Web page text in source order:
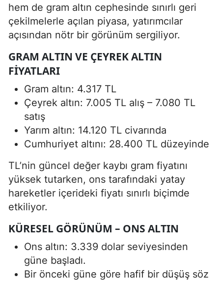
hem de gram altın cephesinde sınırlı geri
çekilmelerle açılan piyasa, yatırımcılar
açısından nötr bir görünüm sergiliyor.
GRAM ALTIN VE ÇEYREK ALTIN
FIYATLARI
Gram altın: 4.317 TL
Çeyrek altın: 7.005 TL alış – 7.080 TL
satış
Yarım altın: 14.120 TL civarında
Cumhuriyet altını: 28.400 TL düzeyinde
TL’nin güncel değer kaybı gram fiyatını
yüksek tutarken, ons tarafındaki yatay
hareketler içerideki fiyatı sınırlı biçimde
etkiliyor.
KÜRESEL GÖRÜNÜM – ONS ALTIN
Ons altın: 3.339 dolar seviyesinden
güne başladı.
Bir önceki güne göre hafif bir düşüş söz